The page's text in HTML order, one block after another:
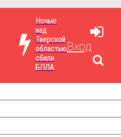
Ночью
над
Тверской
областью
сбили
БПЛА
Вход